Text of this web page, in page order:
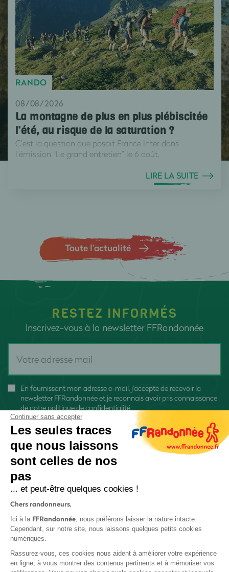
RANDO
08/08/2026
La montagne de plus en plus plébiscitée
l’été, au risque de la saturation ?
C’est la question que posait France Inter dans
l’émission “Le grand entretien” le 6 août.
LIRE LA SUITE
Toute l’actualité
RESTEZ INFORMÉS
Inscrivez-vous à la newsletter FFRandonnée
En fournissant mon adresse e-mail, j'accepte de recevoir la
newsletter FFRandonnée et je reconnais avoir pris connaissance
de notre politique de confidentialité
Protection des données
Continuer sans accepter
Les seules traces
que nous laissons
sont celles de nos
pas
... et peut-être quelques cookies !
Chers randonneurs,
Ici à la FFRandonnée, nous préférons laisser la nature intacte.
Cependant, sur notre site, nous laissons quelques petits cookies
numériques.
Rassurez-vous, ces cookies nous aident à améliorer votre expérience
en ligne, à vous montrer des contenus pertinents et à mémoriser vos